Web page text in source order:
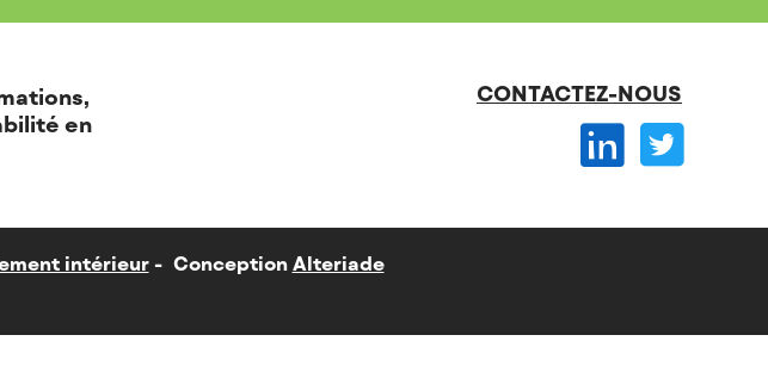
en
CONTACTEZ-NOUS
intérieur Conception Alteriade